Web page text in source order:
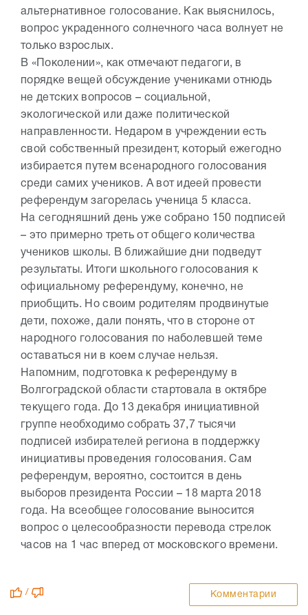
альтернативное голосование. Как выяснилось,
вопрос украденного солнечного часа волнует не
только взрослых.
В «Поколении», как отмечают педагоги, в
порядке вещей обсуждение учениками отнюдь
не детских вопросов – социальной,
экологической или даже политической
направленности. Недаром в учреждении есть
свой собственный президент, который ежегодно
избирается путем всенародного голосования
среди самих учеников. А вот идеей провести
референдум загорелась ученица 5 класса.
На сегодняшний день уже собрано 150 подписей
– это примерно треть от общего количества
учеников школы. В ближайшие дни подведут
результаты. Итоги школьного голосования к
официальному референдуму, конечно, не
приобщить. Но своим родителям продвинутые
дети, похоже, дали понять, что в стороне от
народного голосования по наболевшей теме
оставаться ни в коем случае нельзя.
Напомним, подготовка к референдуму в
Волгоградской области стартовала в октябре
текущего года. До 13 декабря инициативной
группе необходимо собрать 37,7 тысячи
подписей избирателей региона в поддержку
инициативы проведения голосования. Сам
референдум, вероятно, состоится в день
выборов президента России – 18 марта 2018
года. На всеобщее голосование выносится
вопрос о целесообразности перевода стрелок
часов на 1 час вперед от московского времени.
/ Комментарии